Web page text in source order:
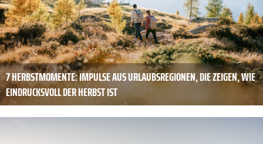
7 HERBSTMOMENTE: IMPULSE AUS URLAUBSREGIONEN, DIE ZEIGEN, WIE
EINDRUCKSVOLL DER HERBST IST